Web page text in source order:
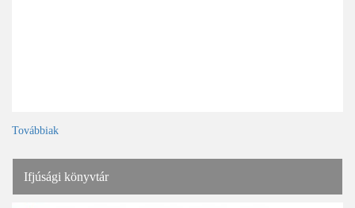
Továbbiak
Ifjúsági könyvtár